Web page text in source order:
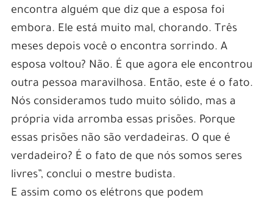
encontra alguém que diz que a esposa foi
embora. Ele está muito mal, chorando. Três
meses depois você o encontra sorrindo. A
esposa voltou? Não. É que agora ele encontrou
outra pessoa maravilhosa. Então, este é o fato.
Nós consideramos tudo muito sólido, mas a
própria vida arromba essas prisões. Porque
essas prisões não são verdadeiras. O que é
verdadeiro? É o fato de que nós somos seres
livres”, conclui o mestre budista.
E assim como os elétrons que podem